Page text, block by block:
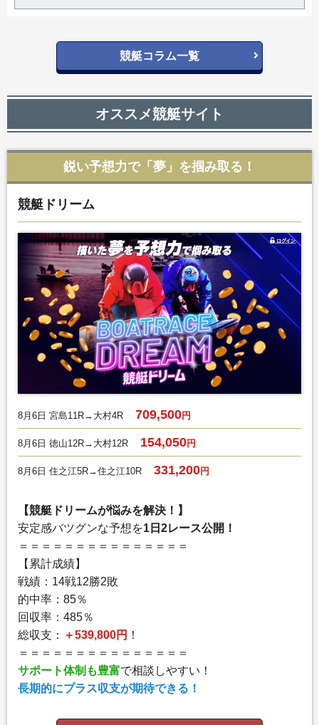
競艇コラム一覧
オススメ競艇サイト
鋭い予想力で「夢」を掴み取る！
競艇ドリーム
8月6日 宮島11R→大村4R 709,500円
8月6日 徳山12R→大村12R 154,050円
8月6日 住之江5R→住之江10R 331,200円
【競艇ドリームが悩みを解決！】
安定感バツグンな予想を1日2レース公開！
＝＝＝＝＝＝＝＝＝＝＝＝＝＝＝
【累計成績】
戦績：14戦12勝2敗
的中率：85％
回収率：485％
総収支：
＋539,800円 ！
＝＝＝＝＝＝＝＝＝＝＝＝＝＝＝
サポート体制も豊富で相談しやすい！
長期的にプラス収支が期待できる！